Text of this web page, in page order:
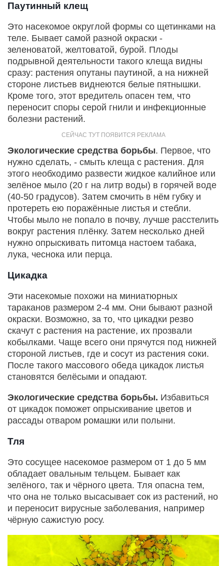
Паутинный клещ
Это насекомое округлой формы со щетинками на
теле. Бывает самой разной окраски -
зеленоватой, желтоватой, бурой. Плоды
подрывной деятельности такого клеща видны
сразу: растения опутаны паутиной, а на нижней
стороне листьев виднеются белые пятнышки.
Кроме того, этот вредитель опасен тем, что
переносит споры серой гнили и инфекционные
болезни растений.
Экологические средства борьбы. Первое, что
нужно сделать, - смыть клеща с растения. Для
этого необходимо развести жидкое калийное или
зелёное мыло (20 г на литр воды) в горячей воде
(40-50 градусов). Затем смочить в нём губку и
протереть ею поражённые листья и стебли.
Чтобы мыло не попало в почву, лучше расстелить
вокруг растения плёнку. Затем несколько дней
нужно опрыскивать питомца настоем табака,
лука, чеснока или перца.
Цикадка
Эти насекомые похожи на миниатюрных
тараканов размером 2-4 мм. Они бывают разной
окраски. Возможно, за то, что цикадки резво
скачут с растения на растение, их прозвали
кобылками. Чаще всего они прячутся под нижней
стороной листьев, где и сосут из растения соки.
После такого массового обеда цикадок листья
становятся белёсыми и опадают.
Экологические средства борьбы. Избавиться
от цикадок поможет опрыскивание цветов и
рассады отваром ромашки или полыни.
Тля
Это сосущее насекомое размером от 1 до 5 мм
обладает овальным тельцем. Бывает как
зелёного, так и чёрного цвета. Тля опасна тем,
что она не только высасывает сок из растений, но
и переносит вирусные заболевания, например
чёрную сажистую росу.